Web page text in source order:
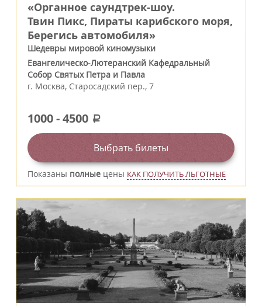
«Органное саундтрек-шоу.
Твин Пикс, Пираты карибского моря,
Берегись автомобиля»
Шедевры мировой киномузыки
Евангелическо-Лютеранский Кафедральный
Собор Святых Петра и Павла
г. Москва, Старосадский пер., 7
1000-4500 a
Выбрать билеты
Показаны полные цены КАК ПОЛУЧИТЬ ЛЬГОТНЫЕ